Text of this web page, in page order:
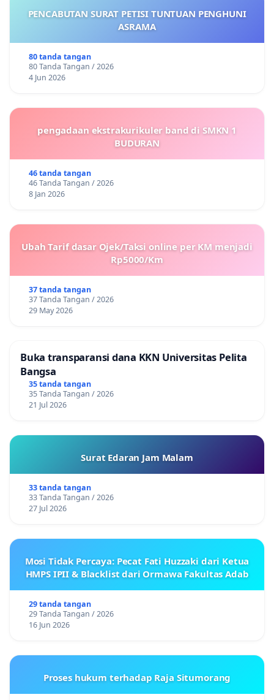
PENCABUTAN SURAT PETISI TUNTUAN PENGHUNI
ASRAMA
80 tanda tangan
80 Tanda Tangan / 2026
4 Jun 2026
pengadaan ekstrakurikuler band di SMKN 1
BUDURAN
46 tanda tangan
46 Tanda Tangan / 2026
8 Jan 2026
Ubah Tarif dasar Ojek/Taksi online per KM menjadi
Rp5000/Km
37 tanda tangan
37 Tanda Tangan / 2026
29 May 2026
Buka transparansi dana KKN Universitas Pelita
Bangsa
35 tanda tangan
35 Tanda Tangan / 2026
21 Jul 2026
Surat Edaran Jam Malam
33 tanda tangan
33 Tanda Tangan / 2026
27 Jul 2026
Mosi Tidak Percaya: Pecat Fati Huzzaki dari Ketua
HMPS IPII & Blacklist dari Ormawa Fakultas Adab
29 tanda tangan
29 Tanda Tangan / 2026
16 Jun 2026
Proses hukum terhadap Raja Situmorang